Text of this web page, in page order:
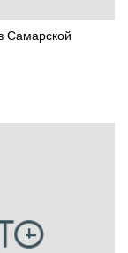
Самарской